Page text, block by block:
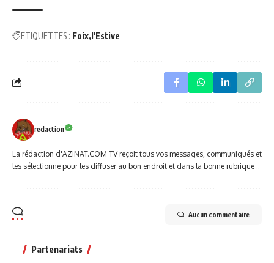
ETIQUETTES : Foix l'Estive
redaction
La rédaction d'AZINAT.COM TV reçoit tous vos messages, communiqués et
les sélectionne pour les diffuser au bon endroit et dans la bonne rubrique ..
Aucun commentaire
Partenariats